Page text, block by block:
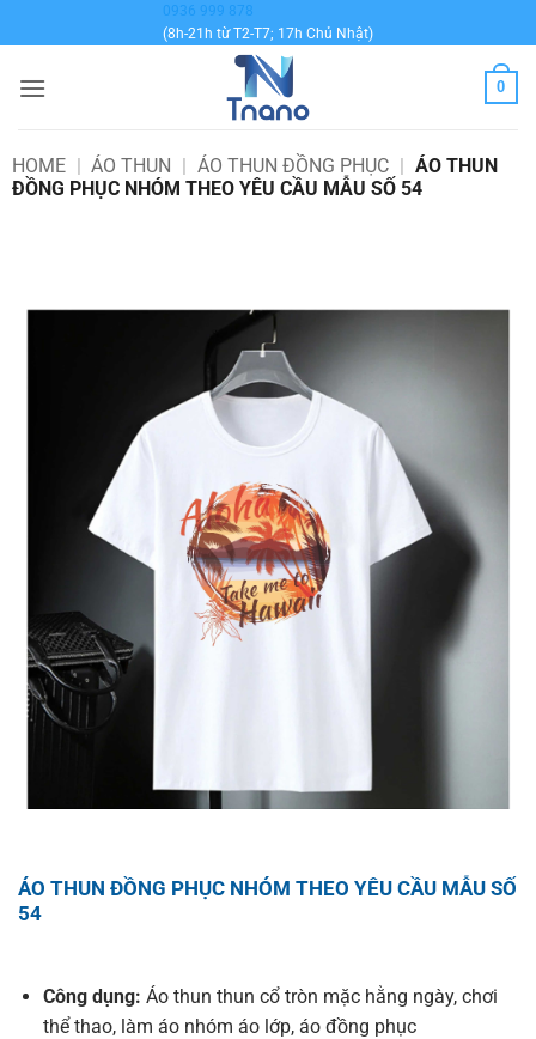
qua
dung
0936 999 878
(8h-21h từ T2-T7; 17h Chủ Nhật)
0
HOME | ÁO THUN | ÁO THUN ĐỒNG PHỤC | ÁO THUN
ĐỒNG PHỤC NHÓM THEO YÊU CẦU MẪU SỐ 54
ÁO THUN ĐỒNG PHỤC NHÓM THEO YÊU CẦU MẪU SỐ
54
Công dụng: Áo thun thun cổ tròn mặc hằng ngày, chơi
thể thao, làm áo nhóm áo lớp, áo đồng phục